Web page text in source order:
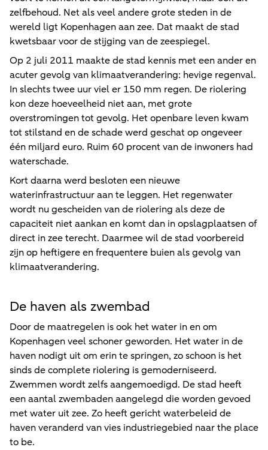
zelfbehoud. Net als veel andere grote steden in de
wereld ligt Kopenhagen aan zee. Dat maakt de stad
kwetsbaar voor de stijging van de zeespiegel.
Op 2 juli 2011 maakte de stad kennis met een ander en
acuter gevolg van klimaatverandering: hevige regenval.
In slechts twee uur viel er 150 mm regen. De riolering
kon deze hoeveelheid niet aan, met grote
overstromingen tot gevolg. Het openbare leven kwam
tot stilstand en de schade werd geschat op ongeveer
één miljard euro. Ruim 60 procent van de inwoners had
waterschade.
Kort daarna werd besloten een nieuwe
waterinfrastructuur aan te leggen. Het regenwater
wordt nu gescheiden van de riolering als deze de
capaciteit niet aankan en komt dan in opslagplaatsen of
direct in zee terecht. Daarmee wil de stad voorbereid
zijn op heftigere en frequentere buien als gevolg van
klimaatverandering.
De haven als zwembad
Door de maatregelen is ook het water in en om
Kopenhagen veel schoner geworden. Het water in de
haven nodigt uit om erin te springen, zo schoon is het
sinds de complete riolering is gemoderniseerd.
Zwemmen wordt zelfs aangemoedigd. De stad heeft
een aantal zwembaden aangelegd die worden gevoed
met water uit zee. Zo heeft gericht waterbeleid de
haven veranderd van vies industriegebied naar the place
to be.